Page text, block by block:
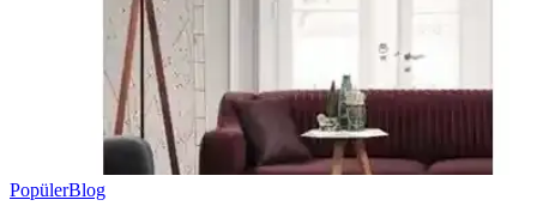
PopülerBlog